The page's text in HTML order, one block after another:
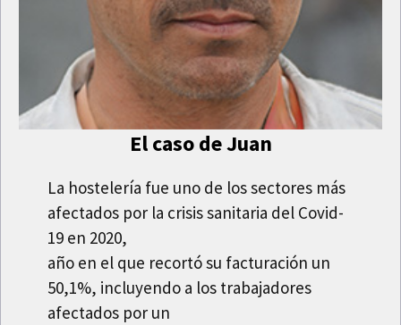
El caso de Juan
La hostelería fue uno de los sectores más
afectados por la crisis sanitaria del Covid-
19 en 2020,
año en el que recortó su facturación un
50,1%, incluyendo a los trabajadores
afectados por un